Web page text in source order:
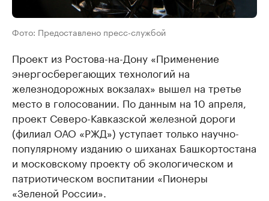
Фото: Предоставлено пресс-службой
Проект из Ростова-на-Дону «Применение
энергосберегающих технологий на
железнодорожных вокзалах» вышел на третье
место в голосовании. По данным на 10 апреля,
проект Северо-Кавказской железной дороги
(филиал ОАО «РЖД») уступает только научно-
популярному изданию о шиханах Башкортостана
и московскому проекту об экологическом и
патриотическом воспитании «Пионеры
«Зеленой России».